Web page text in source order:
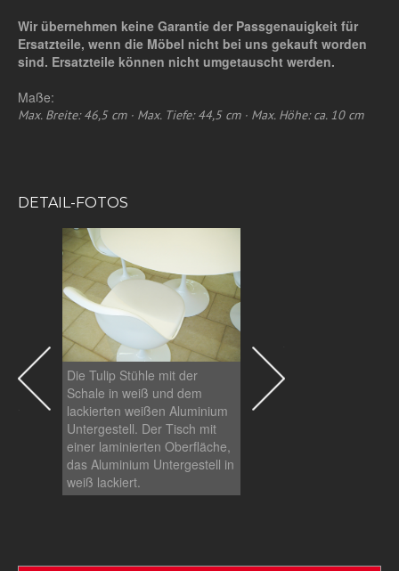
Wir übernehmen keine Garantie der Passgenauigkeit für
Ersatzteile, wenn die Möbel nicht bei uns gekauft worden
sind. Ersatzteile können nicht umgetauscht werden.
Maße:
Max. Breite: 46,5 cm · Max. Tiefe: 44,5 cm · Max. Höhe: ca. 10 cm
DETAIL-FOTOS
Die Tulip Stühle mit der
Schale in weiß und dem
lackierten weißen Aluminium
Untergestell. Der Tisch mit
einer laminierten Oberfläche,
das Aluminium Untergestell in
weiß lackiert.
Die Tulip Stühle mit der
Schale in weiß und dem